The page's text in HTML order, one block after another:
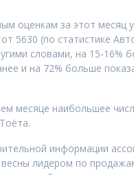
оценкам за этот месяц
5630 (по статистике
словами, на 15-16%
и на 72% больше
месяце наибольшее
информации
весны лидером по